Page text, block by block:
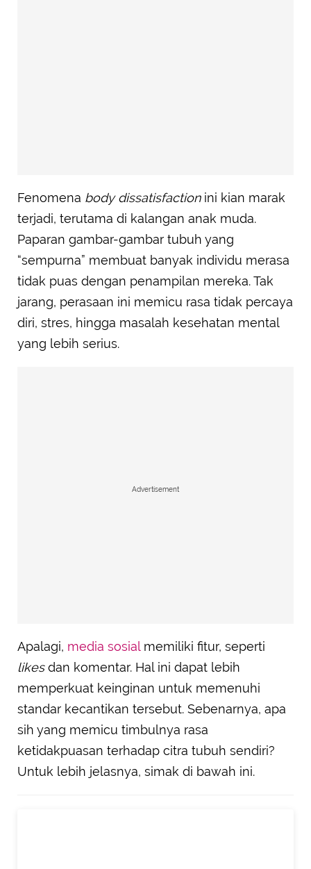
Fenomena body dissatisfactionini kian marak
terjadi, terutama di kalangan anak muda.
Paparan gambar-gambar tubuh yang
“sempurna” membuat banyak individu merasa
tidak puas dengan penampilan mereka. Tak
jarang, perasaan ini memicu rasa tidak percaya
diri, stres, hingga masalah kesehatan mental
yang lebih serius.
Advertisement
Apalagi, media sosialmemiliki fitur, seperti
likesdan komentar. Hal ini dapat lebih
memperkuat keinginan untuk memenuhi
standar kecantikan tersebut. Sebenarnya, apa
sih yang memicu timbulnya rasa
ketidakpuasan terhadap citra tubuh sendiri?
Untuk lebih jelasnya, simak di bawah ini.